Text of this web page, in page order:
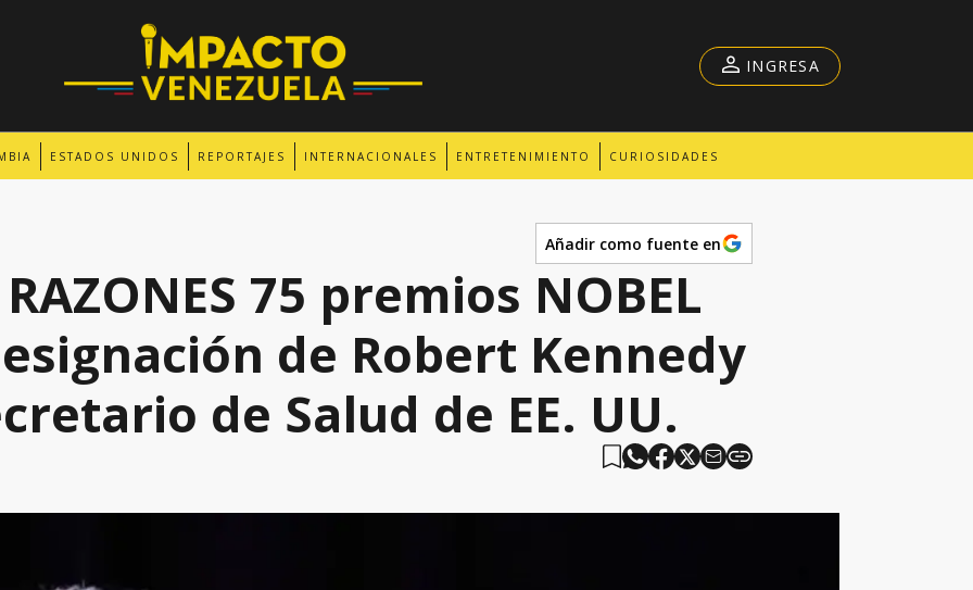
ESTADOS UNIDOS REPORTAJES INTERNACIONALES ENTRETENIMIENTO CURIOSIDADES
INGRESA
Añadir como fuente en
RAZONES 75 premios NOBEL
de Robert Kennedy
de Salud de EE. UU.